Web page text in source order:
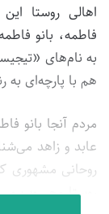
اهالی روستا
فاطمه، بانو
به نام‌های
هم با پارچه‌ای
مردم آنجا بانو
عابد و زاهد
روحانی مشهوری
روستا محسوب